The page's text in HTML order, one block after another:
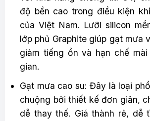
độ bền cao trong điều kiện
của Việt Nam. Lưỡi silicon
lớp phủ Graphite giúp gạt mưa
giảm tiếng ồn và hạn chế
gian.
Gạt mưa cao su: Đây là loại
chuộng bởi thiết kế đơn giản,
dễ thay thế. Giá thành rẻ, dễ